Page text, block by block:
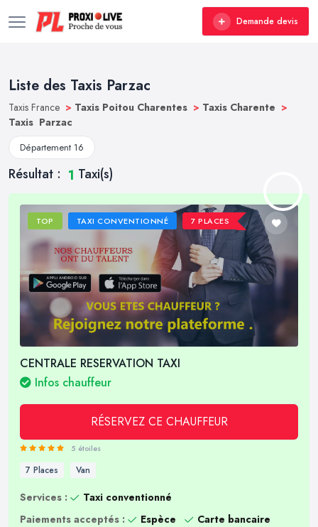
Demande devis
Liste des Taxis Parzac
Taxis France > Taxis Poitou Charentes > Taxis Charente >
Taxis Parzac
Département 16
Résultat : 1 Taxi(s)
TOP TAXI CONVENTIONNÉ 7 PLACES
CENTRALE RESERVATION TAXI
Infos chauffeur
RÉSERVEZ CE CHAUFFEUR
5 étoiles
7 Places Van
Services :
Taxi conventionné
Paiements acceptés :
Espèce
Carte bancaire